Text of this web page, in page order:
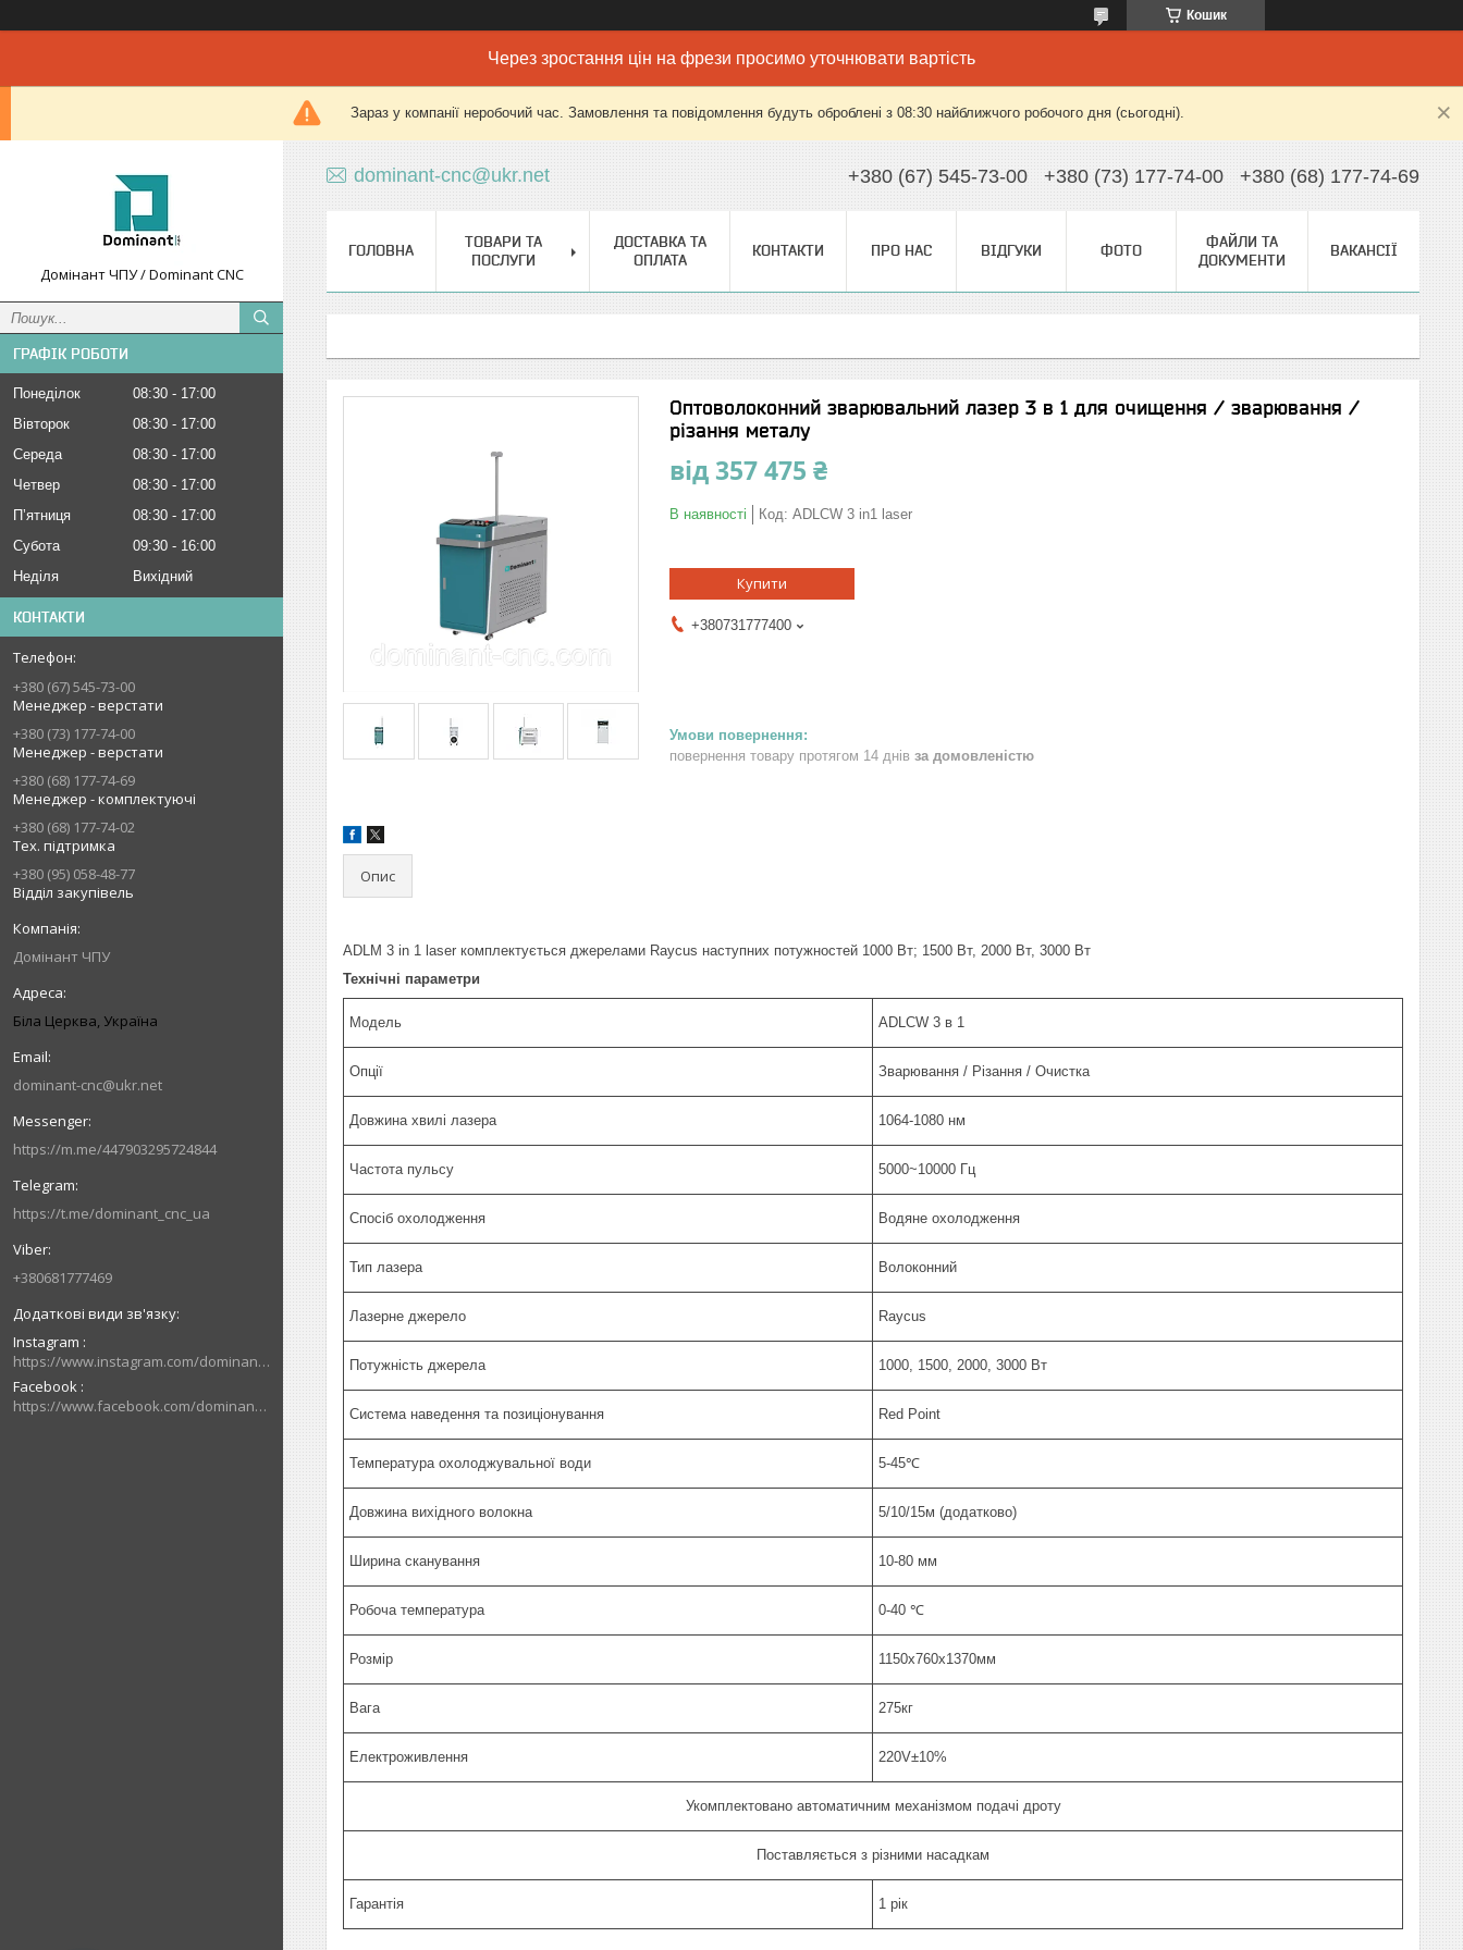
Кошик
Через зростання цін на фрези просимо уточнювати вартість
Зараз у компанії неробочий час. Замовлення та повідомлення будуть оброблені з 08:30 найближчого робочого дня (сьогодні).
Домінант ЧПУ / Dominant CNC
ГРАФІК РОБОТИ
Понеділок 08:30
17:00
Вівторок
08:30
17:00
Середа
08:30
17:00
Четвер
08:30
17:00
Пʼятниця
08:30
17:00
Субота
09:30
16:00
Неділя
Вихідний
КОНТАКТИ
+380 (67) 545-73-00
Менеджер - верстати
+380 (73) 177-74-00
Менеджер - верстати
+380 (68) 177-74-69
Менеджер - комплектуючі
+380 (68) 177-74-02
Тех. підтримка
+380 (95) 058-48-77
Відділ закупівель
Домінант ЧПУ
Біла Церква, Україна
dominant-cnc@ukr.net
https://m.me/447903295724844
https://t.me/dominant_cnc_ua
+380681777469
Instagram
https://www.instagram.com/dominant_cnc
Facebook
https://www.facebook.com/dominantcnc
dominant-cnc@ukr.net +380 (67) 545-73-00 +380 (73) 177-74-00 +380 (68) 177-74-69
ГОЛОВНА
ТОВАРИ ТА
ПОСЛУГИ
ДОСТАВКА ТА
ОПЛАТА
КОНТАКТИ ПРО НАС ВІДГУКИ ФОТО
ФАЙЛИ ТА
ДОКУМЕНТИ
ВАКАНСІЇ
Оптоволоконний зварювальний лазер 3 в 1 для очищення / зварювання /
різання металу
від 357 475 ₴
В наявності Код: ADLCW 3 in1 laser
Купити
+380731777400
повернення товару протягом 14 днів за домовленістю
Опис
ADLM 3 in 1 laser комплектується джерелами Raycus наступних потужностей 1000 Вт; 1500 Вт, 2000 Вт, 3000 Вт
Технічні параметри
Модель ADLCW 3 в 1
Опції Зварювання / Різання / Очистка
Довжина хвилі лазера 1064-1080 нм
Частота пульсу 5000~10000 Гц
Спосіб охолодження Водяне охолодження
Тип лазера Волоконний
Лазерне джерело Raycus
Потужність джерела 1000, 1500, 2000, 3000 Вт
Система наведення та позиціонування Red Point
Температура охолоджувальної води 5-45℃
Довжина вихідного волокна 5/10/15м (додатково)
Ширина сканування 10-80 мм
Робоча температура 0-40 ℃
Розмір 1150х760х1370мм
Вага 275кг
Електроживлення 220V±10%
Укомплектовано автоматичним механізмом подачі дроту
Поставляється з різними насадкам
Гарантія 1 рік